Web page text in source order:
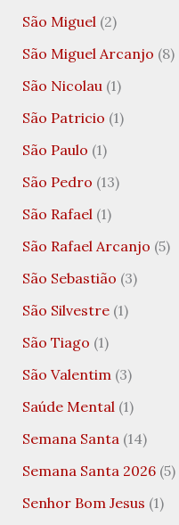
São Miguel(2)
São Miguel Arcanjo (8)
São Nicolau(1)
São Patricio (1)
São Paulo (1)
São Pedro (13)
São Rafael(1)
São Rafael Arcanjo (5)
São Sebastião (3)
São Silvestre(1)
São Tiago (1)
São Valentim(3)
Saúde Mental(1)
Semana Santa(14)
Semana Santa 2026(5)
Senhor Bom Jesus (1)